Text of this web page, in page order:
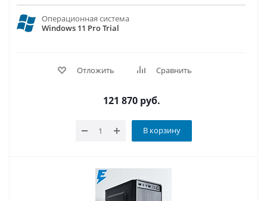
Операционная система
Windows 11 Pro Trial
Отложить Сравнить
121 870руб.
В корзину